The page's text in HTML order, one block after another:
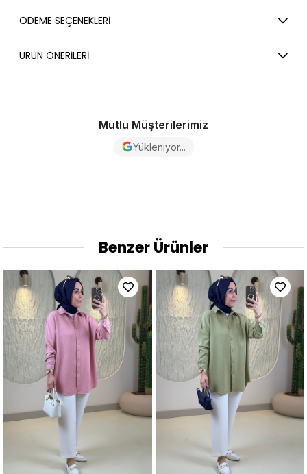
ÖDEME SEÇENEKLERI
ÜRÜN ÖNERILERI
Mutlu Müşterilerimiz
Yükleniyor...
Benzer Ürünler